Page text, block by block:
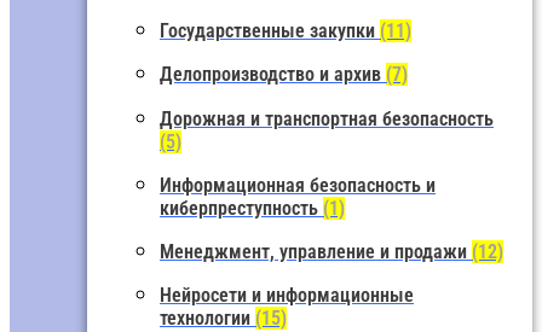
Государственные закупки (11)
Делопроизводство и архив (7)
Дорожная и транспортная безопасность
(5)
Информационная безопасность и
киберпреступность (1)
Менеджмент, управление и продажи (12)
Нейросети и информационные
технологии (15)